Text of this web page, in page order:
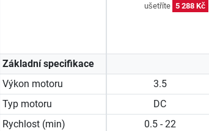
ušetříte 5 288 Kč
Základní specifikace
Výkon motoru
3.5
Typ motoru
DC
Rychlost (min)
0.5 - 22